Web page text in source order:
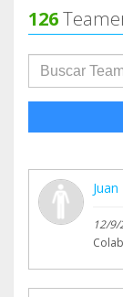
126
12/